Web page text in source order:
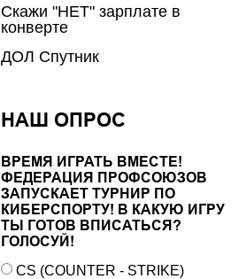
Скажи "НЕТ" зарплате в
конверте
ДОЛ Спутник
НАШ ОПРОС
ВРЕМЯ ИГРАТЬ ВМЕСТЕ!
ФЕДЕРАЦИЯ ПРОФСОЮЗОВ
ЗАПУСКАЕТ ТУРНИР ПО
КИБЕРСПОРТУ! В КАКУЮ ИГРУ
ТЫ ГОТОВ ВПИСАТЬСЯ?
ГОЛОСУЙ!
CS (COUNTER - STRIKE)